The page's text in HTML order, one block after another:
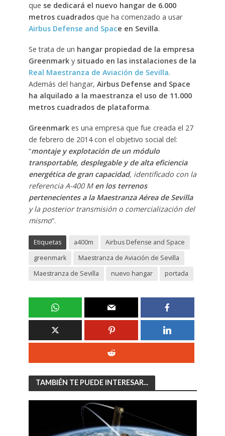
que se dedicará el nuevo hangar de 6.000
metros cuadradosque ha comenzado a usar
Airbus Defense and Space en Sevilla.
Se trata de un hangar propiedad de la empresa
Greenmark y situado en las instalaciones de la
Real Maestranza de Aviación de Sevilla.
Además del hangar, Airbus Defense and Space
ha alquilado a la maestranza el uso de 11.000
metros cuadrados de plataforma.
Greenmarkes una empresa que fue creada el 27
de febrero de 2014 con el objetivo social del:
“montaje y explotación de un módulo
transportable, desplegable y de alta eficiencia
energética de gran capacidad, identificado con la
referencia A-400 M en los terrenos
pertenecientes a la Maestranza Aérea de Sevilla
y la posterior transmisión o comercialización del
mismo”.
Etiquetas a400m
Airbus Defense and Space
greenmark
Maestranza de Aviación de Sevilla
Maestranza de Sevilla
nuevo hangar portada
TAMBIÉN TE PUEDE INTERESAR...